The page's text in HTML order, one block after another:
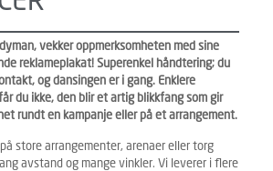
vekker oppmerksomheten med sine
reklameplakat! Superenkel håndtering; du
og dansingen er i gang. Enklere
du ikke, den blir et artig blikkfang som gir
rundt en kampanje eller på et arrangement.
store arrangementer, arenaer eller torg
avstand og mange vinkler. Vi leverer i flere